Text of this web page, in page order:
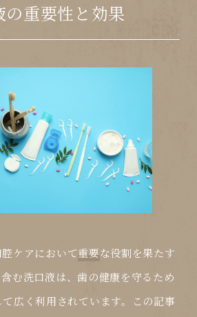
の重要性と効果
腔ケアにおいて重要な役割を果たす
含む洗口液は、歯の健康を守るため
広く利用されています。この記事